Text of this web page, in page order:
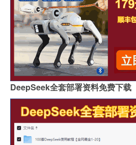
DeepSeek全套部署资料免费下载